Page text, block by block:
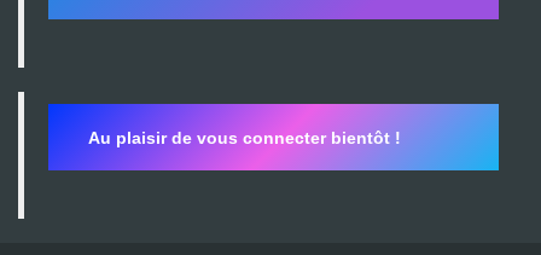
Au plaisir de vous connecter bientôt !